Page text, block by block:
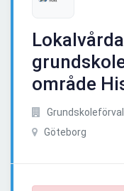
område
Göteborg